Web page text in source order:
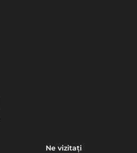
Ne vizitați